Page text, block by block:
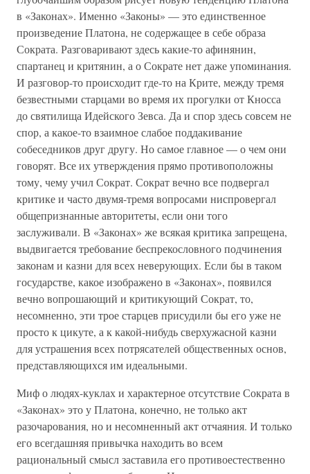
в «Законах». Именно «Законы» — это единственное
произведение Платона, не содержащее в себе образа
Сократа. Разговаривают здесь какие-то афинянин,
спартанец и критянин, а о Сократе нет даже упоминания.
И разговор-то происходит где-то на Крите, между тремя
безвестными старцами во время их прогулки от Кносса
до святилища Идейского Зевса. Да и спор здесь совсем не
спор, а какое-то взаимное слабое поддакивание
собеседников друг другу. Но самое главное — о чем они
говорят. Все их утверждения прямо противоположны
тому, чему учил Сократ. Сократ вечно все подвергал
критике и часто двумя-тремя вопросами ниспровергал
общепризнанные авторитеты, если они того
заслуживали. В «Законах» же всякая критика запрещена,
выдвигается требование беспрекословного подчинения
законам и казни для всех неверующих. Если бы в таком
государстве, какое изображено в «Законах», появился
вечно вопрошающий и критикующий Сократ, то,
несомненно, эти трое старцев присудили бы его уже не
просто к цикуте, а к какой-нибудь сверхужасной казни
для устрашения всех потрясателей общественных основ,
представляющихся им идеальными.
Миф о людях-куклах и характерное отсутствие Сократа в
«Законах» это у Платона, конечно, не только акт
разочарования, но и несомненный акт отчаяния. И только
его всегдашняя привычка находить во всем
рациональный смысл заставила его противоестественно